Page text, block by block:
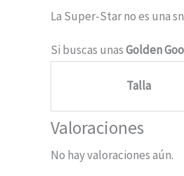
La Super-Star no es una
Si buscas unasGolden
Talla
Valoraciones
No hay valoraciones aún.